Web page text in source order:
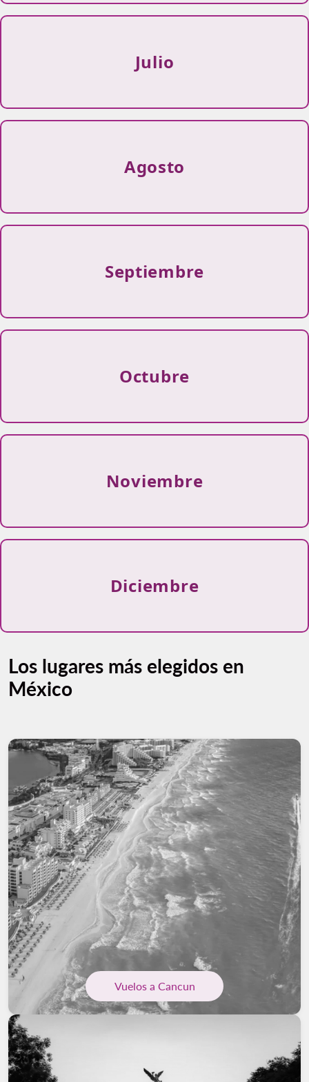
Julio
Agosto
Septiembre
Octubre
Noviembre
Diciembre
Los lugares más elegidos en
México
Vuelos a Cancun